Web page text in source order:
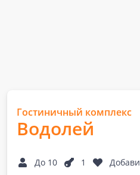
Гостиничный комплекс
Водолей
До 10 1